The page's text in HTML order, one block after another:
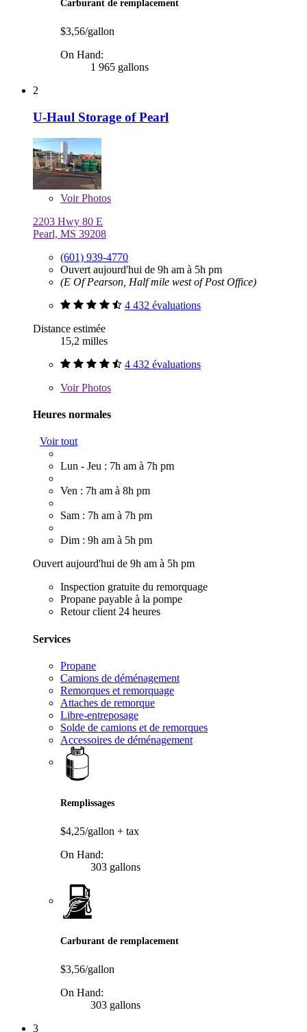
Carburant de remplacement
$3,56/gallon
On Hand:
1 965 gallons
2
U-Haul Storage of Pearl
VoirPhotos
2203 Hwy 80 E
Pearl, MS 39208
(601) 939-4770
Ouvert aujourd'hui de 9h am à 5h pm
(E Of Pearson, Half mile west of Post Office)
4 432 évaluations
Distance estimée
15,2 milles
4 432 évaluations
VoirPhotos
Heures normales
Voir tout
Lun - Jeu : 7h am à 7h pm
Ven : 7h am à 8h pm
Sam : 7h am à 7h pm
Dim : 9h am à 5h pm
Ouvert aujourd'hui de 9h am à 5h pm
Inspection gratuite du remorquage
Propane payable à la pompe
Retour client 24 heures
Services
Propane
Camions de déménagement
Remorques et remorquage
Attaches de remorque
Libre-entreposage
Solde de camions et de remorques
Accessoires de déménagement
Remplissages
$4,25/gallon + tax
On Hand:
303 gallons
Carburant de remplacement
$3,56/gallon
On Hand:
303 gallons
3